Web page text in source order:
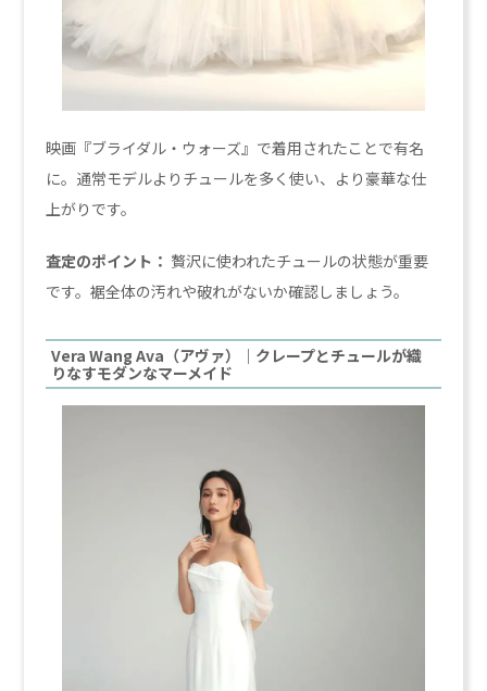
映画『ブライダル・ウォーズ』で着用されたことで有名
に。通常モデルよりチュールを多く使い、より豪華な仕
上がりです。
査定のポイント： 贅沢に使われたチュールの状態が重要
です。裾全体の汚れや破れがないか確認しましょう。
Vera Wang Ava（アヴァ）｜クレープとチュールが織
りなすモダンなマーメイド